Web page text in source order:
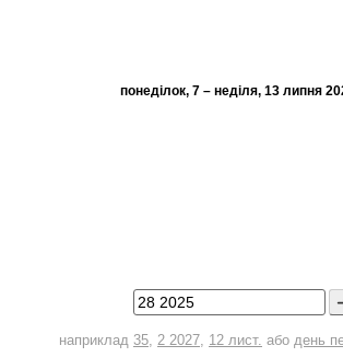
понеділок, 7 – неділя, 13 липня
наприклад 35, 2 2027, 12 лист. або день